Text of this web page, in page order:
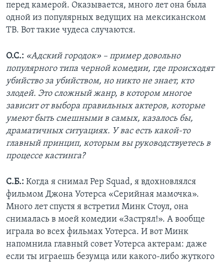
перед камерой. Оказывается, много лет она была
одной из популярных ведущих на мексиканском
ТВ. Вот такие чудеса случаются.
О.С.: «Адский городок» – пример довольно
популярного типа черной комедии, где происходят
убийство за убийством, но никто не знает, кто
злодей. Это сложный жанр, в котором многое
зависит от выбора правильных актеров, которые
умеют быть смешными в самых, казалось бы,
драматичных ситуациях. У вас есть какой-то
главный принцип, которым вы руководствуетесь в
процессе кастинга?
С.Б.: Когда я снимал Pep Squad, я вдохновлялся
фильмом Джона Уотерса «Серийная мамочка».
Много лет спустя я встретил Минк Стоул, она
снималась в моей комедии «Застрял!». А вообще
играла во всех фильмах Уотерса. И вот Минк
напомнила главный совет Уотерса актерам: даже
если ты играешь безумца или какого-либо жуткого